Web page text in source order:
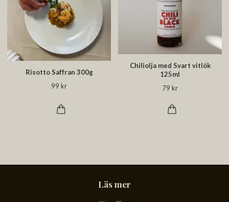
Risotto Saffran 300g
99 kr
Chiliolja med Svart vitlök
125ml
79 kr
Läs mer